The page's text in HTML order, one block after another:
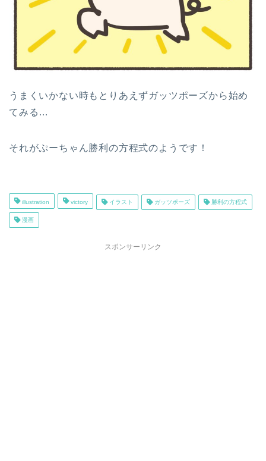
うまくいかない時もとりあえずガッツポーズから始め
てみる…
それがぷーちゃん勝利の方程式のようです！
illustration victory イラスト ガッツポーズ 勝利の方程式
漫画
スポンサーリンク